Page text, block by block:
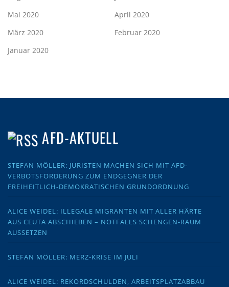
Mai 2020
April 2020
März 2020
Februar 2020
Januar 2020
AFD-AKTUELL
STEFAN MÖLLER: JURISTEN MACHEN SICH MIT AFD-
VERBOTSFORDERUNG ZUM ENDGEGNER DER
FREIHEITLICH-DEMOKRATISCHEN GRUNDORDNUNG
ALICE WEIDEL: ILLEGALE MIGRANTEN MIT ALLER HÄRTE
AUS CEUTA ABSCHIEBEN – NOTFALLS SCHENGEN-RAUM
AUSSETZEN
STEFAN MÖLLER: MERZ-KRISE IM JULI
ALICE WEIDEL: REKORDSCHULDEN, ARBEITSPLATZABBAU